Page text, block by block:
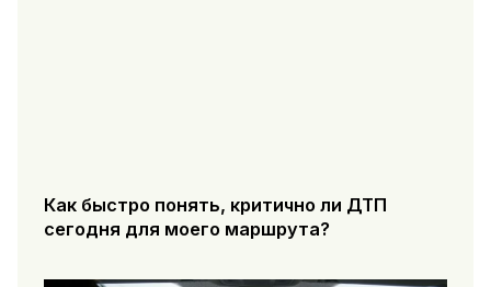
Как быстро понять, критично ли ДТП
сегодня для моего маршрута?